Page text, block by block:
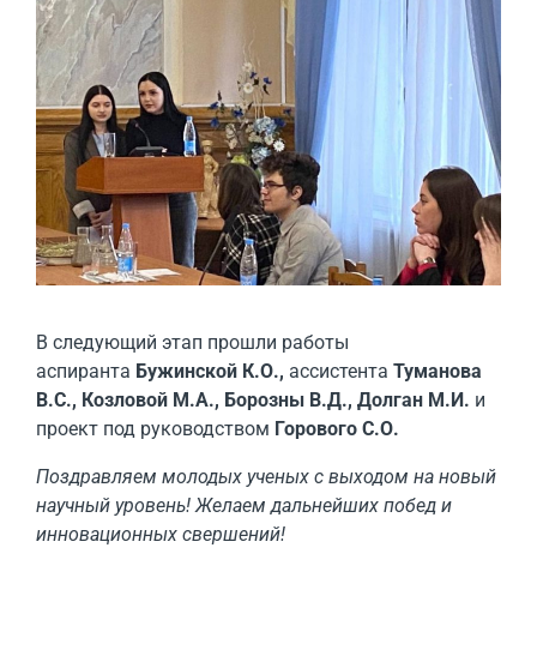
В следующий этап прошли работы
аспиранта Бужинской К.О., ассистента Туманова
В.С., Козловой М.А., Борозны В.Д., Долган М.И. и
проект под руководством Горового С.О.
Поздравляем молодых ученых с выходом на новый
научный уровень! Желаем дальнейших побед и
инновационных свершений!